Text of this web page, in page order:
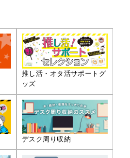
推し活・オタ活サポートグ
ッズ
デスク周り収納